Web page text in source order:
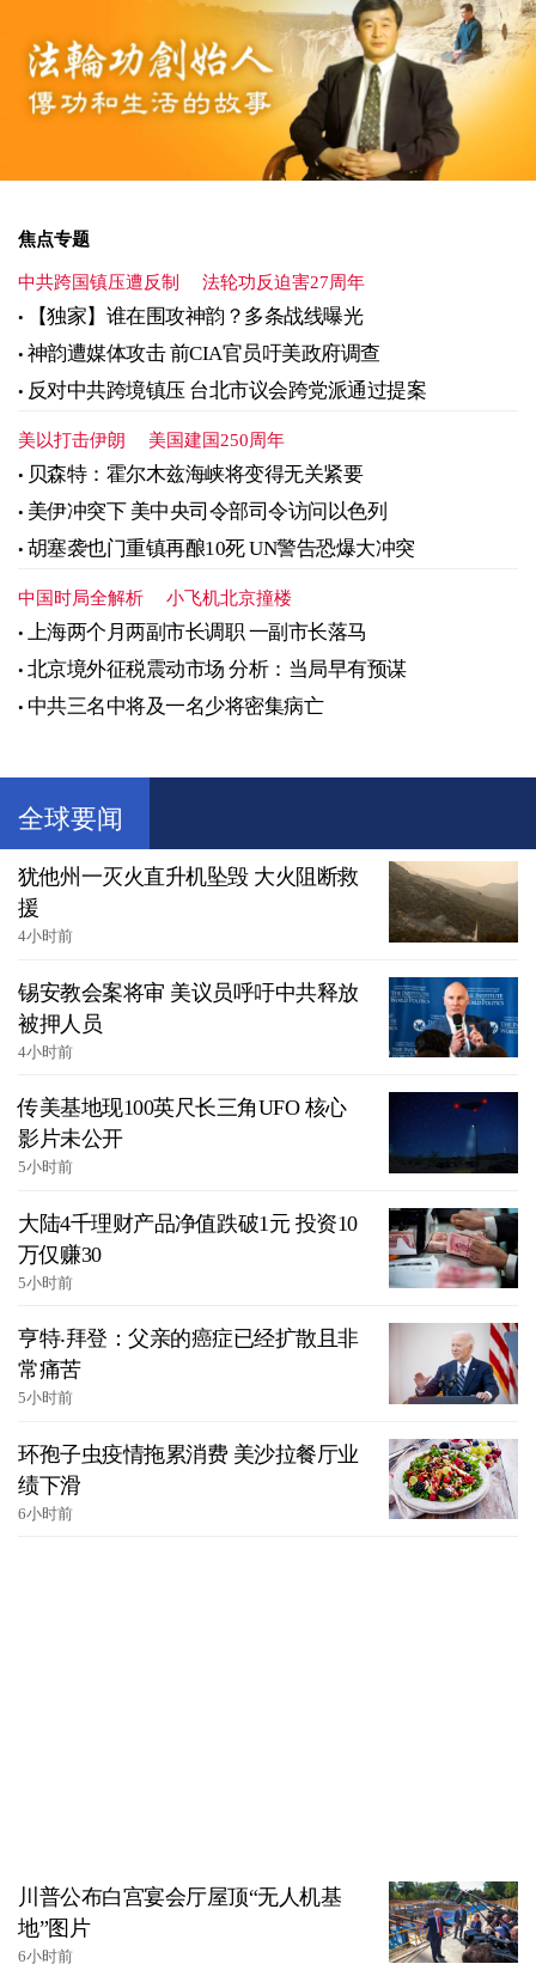
焦点专题
中共跨国镇压遭反制 法轮功反迫害27周年
【独家】谁在围攻神韵？多条战线曝光
神韵遭媒体攻击 前CIA官员吁美政府调查
反对中共跨境镇压 台北市议会跨党派通过提案
美以打击伊朗 美国建国250周年
贝森特：霍尔木兹海峡将变得无关紧要
美伊冲突下 美中央司令部司令访问以色列
胡塞袭也门重镇再酿10死 UN警告恐爆大冲突
中国时局全解析 小飞机北京撞楼
上海两个月两副市长调职 一副市长落马
北京境外征税震动市场 分析：当局早有预谋
中共三名中将及一名少将密集病亡
全球要闻
犹他州一灭火直升机坠毁 大火阻断救
援
4小时前
锡安教会案将审 美议员呼吁中共释放
被押人员
4小时前
传美基地现100英尺长三角UFO 核心
影片未公开
5小时前
大陆4千理财产品净值跌破1元 投资10
万仅赚30
5小时前
亨特‧拜登：父亲的癌症已经扩散且非
常痛苦
5小时前
环孢子虫疫情拖累消费 美沙拉餐厅业
绩下滑
6小时前
川普公布白宫宴会厅屋顶“无人机基
地”图片
6小时前